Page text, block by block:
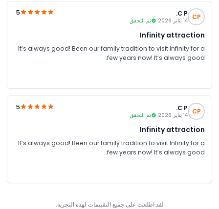
CP
C P.
14 يناير 2026 تم التحقق
5
Infinity attraction
It’s always good! Been our family tradition to visit Infinity for a
few years now! It’s always good.
CP
C P.
14 يناير 2026 تم التحقق
5
Infinity attraction
It’s always good! Been our family tradition to visit Infinity for a
few years now! It’s always good.
لقد اطلعت على جميع التقييمات لهذه التجربة.